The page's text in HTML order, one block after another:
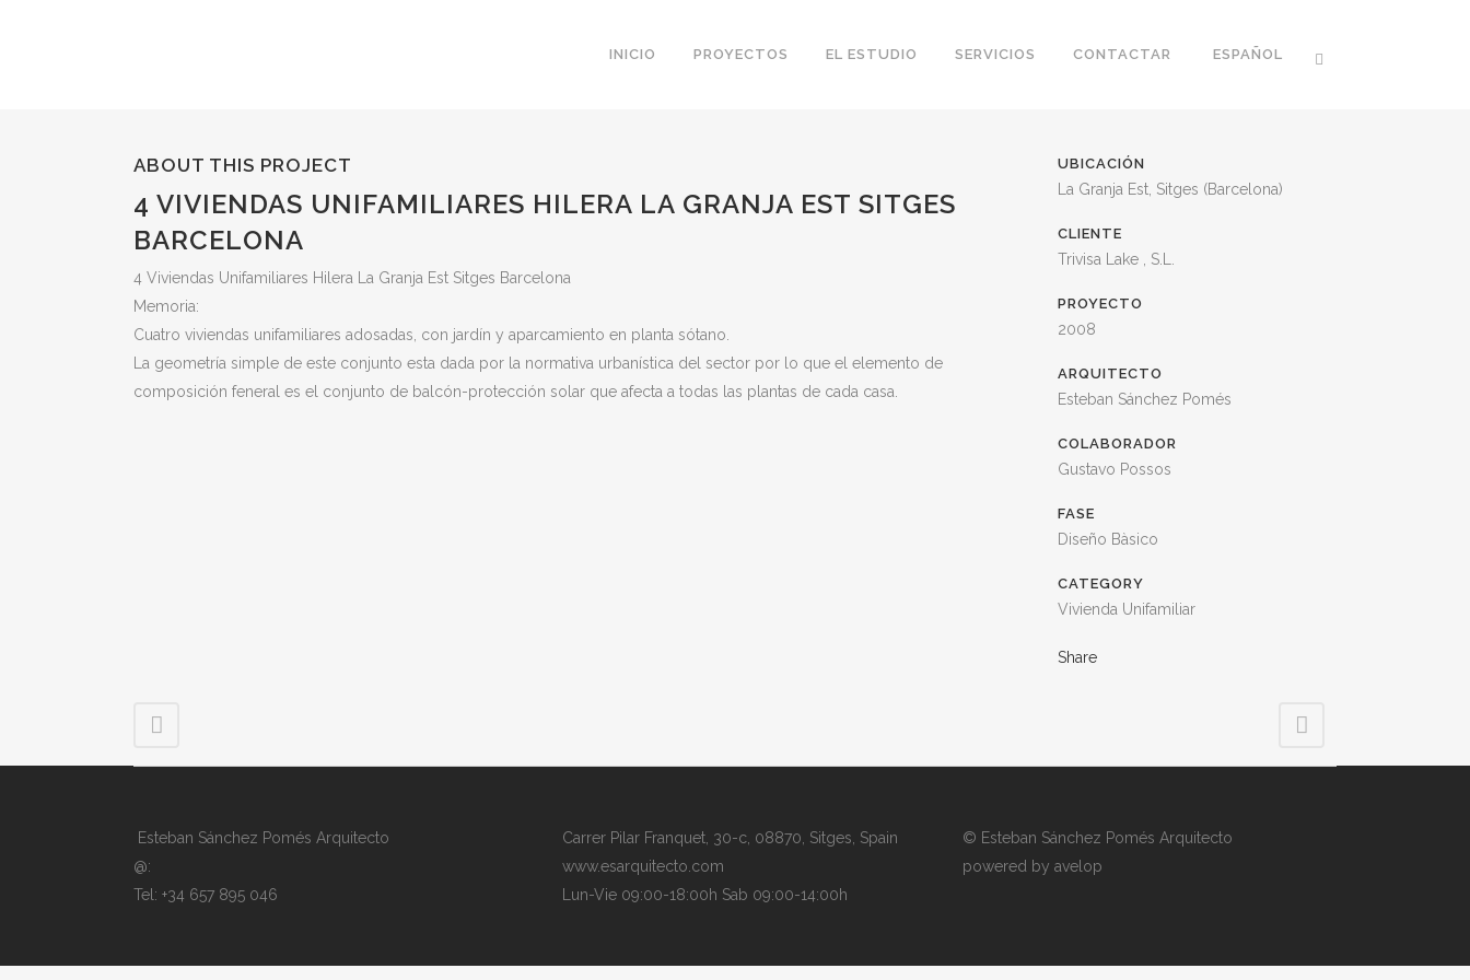
INICIO PROYECTOS EL ESTUDIO SERVICIOS CONTACTAR ESPAÑOL
ABOUT THIS PROJECT
4 VIVIENDAS UNIFAMILIARES HILERA LA GRANJA EST SITGES
BARCELONA
4 Viviendas Unifamiliares Hilera La Granja Est Sitges Barcelona
Memoria:
Cuatro viviendas unifamiliares adosadas, con jardín y aparcamiento en planta sótano.
La geometría simple de este conjunto esta dada por la normativa urbanística del sector por lo que el elemento de
composición feneral es el conjunto de balcón-protección solar que afecta a todas las plantas de cada casa.
UBICACIÓN
La Granja Est, Sitges (Barcelona)
CLIENTE
Trivisa Lake , S.L.
PROYECTO
2008
ARQUITECTO
Esteban Sánchez Pomés
COLABORADOR
Gustavo Possos
FASE
Diseño Bàsico
CATEGORY
Vivienda Unifamiliar
Share
Esteban Sánchez Pomés Arquitecto
@:
Tel: +34 657 895 046
Carrer Pilar Franquet, 30-c, 08870, Sitges, Spain
www.esarquitecto.com
Lun-Vie 09:00-18:00h Sab 09:00-14:00h
© Esteban Sánchez Pomés Arquitecto
powered by avelop